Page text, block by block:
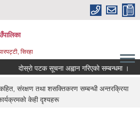
सिरहा
दाेस्राे पटक सूचना अह्वान गरिएकाे सम्बन्धमा ।
संरक्षण तथा शसक्तिकरण सम्बन्धी अन्तरक्रिया
केही दृश्यहरू